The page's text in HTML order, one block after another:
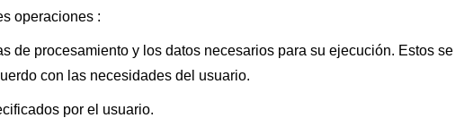
operaciones :
de procesamiento y los datos necesarios para su ejecución. Estos se
con las necesidades del usuario.
por el usuario.